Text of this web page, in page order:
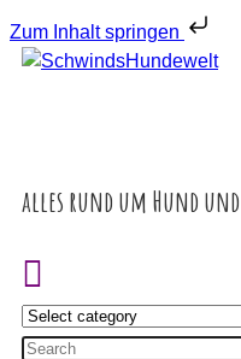
Zum Inhalt springen
alles rund um Hund und